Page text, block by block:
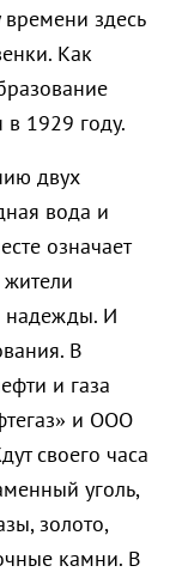
здесь
Как
в 1929 году.
двух
вода и
означает
надежды. И
В
и газа
и ООО
своего часа
уголь,
золото,
камни. В